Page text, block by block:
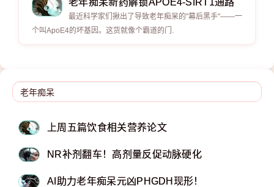
老年痴呆新药解锁APOE4-SIRT1通路
最近科学家们揪出了导致老年痴呆的"幕后黑手"——一
个叫ApoE4的坏基因。这货就像个霸道的门.
上周五篇饮食相关营养论文
NR补剂翻车！高剂量反促动脉硬化
AI助力老年痴呆元凶PHGDH现形！